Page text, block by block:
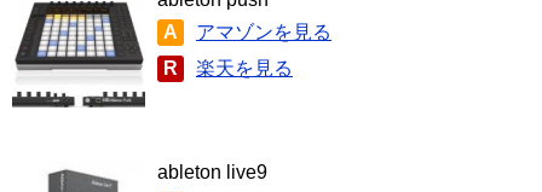
A
アマゾンを見る
R
楽天を見る
ableton live9